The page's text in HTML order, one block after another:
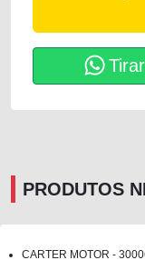
PRODUTOS
CARTER MOTOR -